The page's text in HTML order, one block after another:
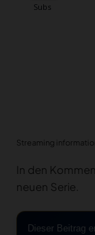
Streaming
In den
neuen Serie.
Dieser Beitrag